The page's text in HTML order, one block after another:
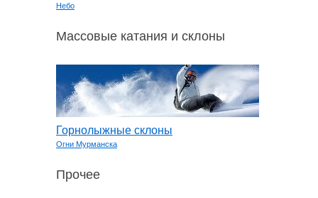
Небо
Массовые катания и склоны
Горнолыжные склоны
Огни Мурманска
Прочее